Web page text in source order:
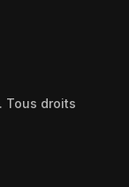
Tous droits